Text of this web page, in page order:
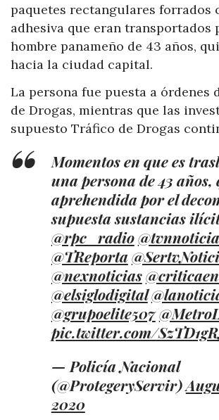
paquetes rectangulares forrados
adhesiva que eran transportados
hombre panameño de 43 años,
hacia la ciudad capital.
La persona fue puesta a órdenes
de Drogas, mientras que las
supuesto Tráfico de Drogas
Momentos en que es
una persona de 43
aprehendida por el
supuesta sustancias
@rpc_radio
@TReporta
@nexnoticias
@elsiglodigital
@grupoelite507
pic.twitter.com/
— Policía Nacional
(@ProtegeryServir)
2020